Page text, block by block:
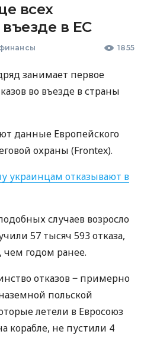
всех
в ЕС
1855
занимает первое
во въезде в страны
данные Европейского
охраны (Frontex).
украинцам отказывают в
случаев возросло
57 тысяч 593 отказа,
чем годом ранее.
отказов ‒ примерно
польской
летели в Евросоюз
корабле, не пустили 4